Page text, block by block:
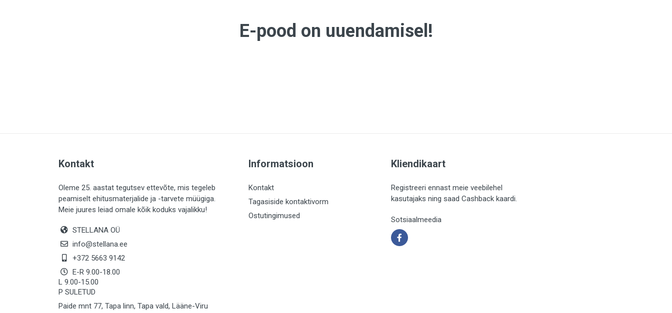
LIISTUD (183)
KIVID (31)
KATTED (132)
MAALRITARBED (1027)
SOOJUSTUS (16)
KEEMIA (220)
TÖÖRIIDED (117)
SAUN (8)
E-pood on uuendamisel!
Kontakt
Oleme 25. aastat tegutsev ettevõte, mis tegeleb
peamiselt ehitusmaterjalide ja -tarvete müügiga.
Meie juures leiad omale kõik koduks vajalikku!
STELLANA OÜ
info@stellana.ee
+372 5663 9142
E-R 9.00-18.00
L 9.00-15.00
P SULETUD
Paide mnt 77, Tapa linn, Tapa vald, Lääne-Viru
Informatsioon
Kontakt
Tagasiside kontaktivorm
Ostutingimused
Kliendikaart
Registreeri ennast meie veebilehel
kasutajaks ning saad Cashback kaardi.
Sotsiaalmeedia